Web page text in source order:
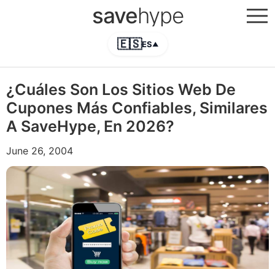
savehype
🇪🇸ES▲
¿Cuáles Son Los Sitios Web De
Cupones Más Confiables, Similares
A SaveHype, En 2026?
June 26, 2004